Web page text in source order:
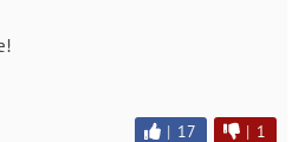
| 17 | 1